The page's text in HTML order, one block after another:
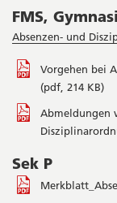
FMS,
Absenzen- und
Vorgehen bei
(pdf, 214 KB)
Abmeldungen
Sek P